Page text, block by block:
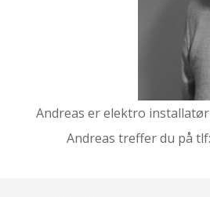
Andreas er elektro
Andreas treffer du på